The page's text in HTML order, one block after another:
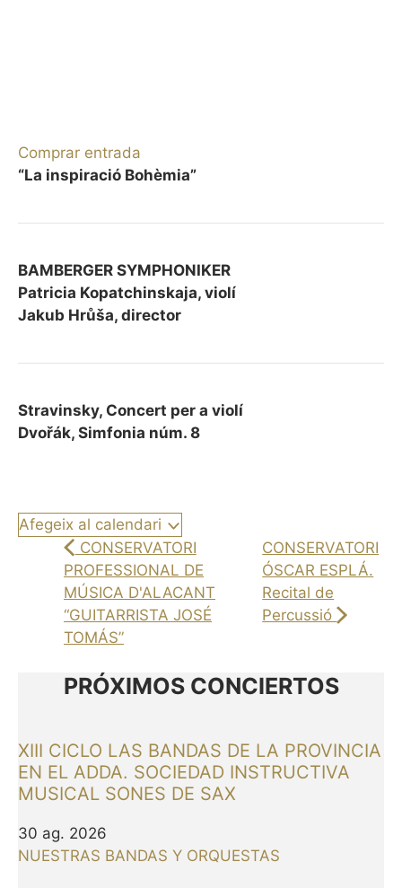
Comprar entrada
“La inspiració Bohèmia”
BAMBERGER SYMPHONIKER
Patricia Kopatchinskaja, violí
Jakub Hrůša, director
Stravinsky, Concert per a violí
Dvořák, Simfonia núm. 8
Afegeix al calendari
CONSERVATORI
PROFESSIONAL DE
MÚSICA D'ALACANT
“GUITARRISTA JOSÉ
TOMÁS”
CONSERVATORI
ÓSCAR ESPLÁ.
Recital de
Percussió
PRÓXIMOS CONCIERTOS
XIII CICLO LAS BANDAS DE LA PROVINCIA
EN EL ADDA. SOCIEDAD INSTRUCTIVA
MUSICAL SONES DE SAX
30 ag. 2026
NUESTRAS BANDAS Y ORQUESTAS